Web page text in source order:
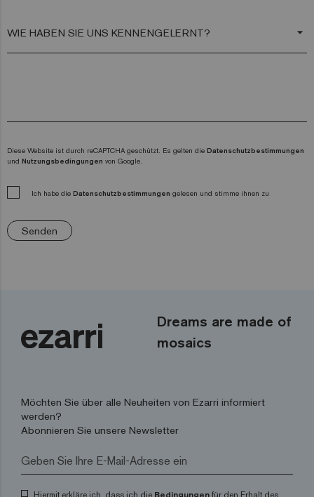
arrow_drop_down
Diese Website ist durch reCAPTCHA geschützt. Es gelten die Datenschutzbestimmungen
und Nutzungsbedingungen von Google.
Ich habe die Datenschutzbestimmungen gelesen und stimme ihnen zu
Senden
Dreams are made of
mosaics
Möchten Sie über alle Neuheiten von Ezarri informiert
werden?
Abonnieren Sie unsere Newsletter
Bedingungen